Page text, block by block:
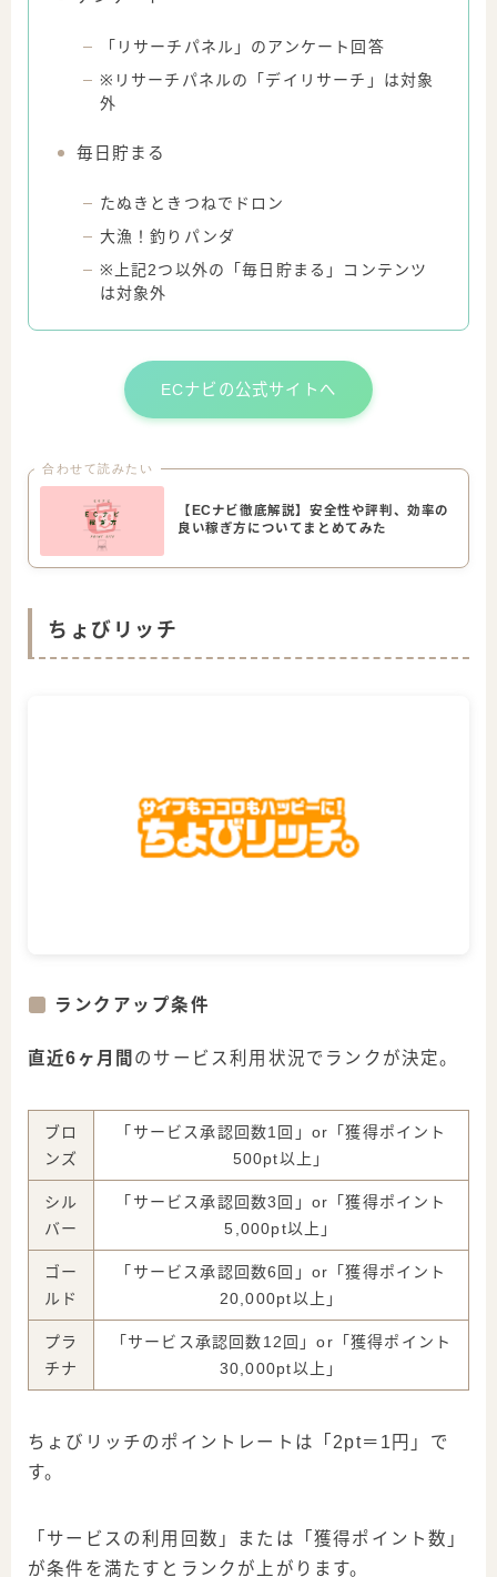
「リサーチパネル」のアンケート回答
※リサーチパネルの「デイリサーチ」は対象
外
毎日貯まる
たぬきときつねでドロン
大漁！釣りパンダ
※上記2つ以外の「毎日貯まる」コンテンツ
は対象外
ECナビの公式サイトへ
合わせて読みたい
【ECナビ徹底解説】安全性や評判、効率の
良い稼ぎ方についてまとめてみた
ちょびリッチ
ランクアップ条件
直近6ヶ月間 のサービス利用状況でランクが決定。
ブロ
ンズ
「サービス承認回数1回 」or「獲得ポイント
500pt以上」
シル
バー
「サービス承認回数3回 」or「獲得ポイント
5,000pt以上」
ゴー
ルド
「サービス承認回数6回 」or「獲得ポイント
20,000pt以上」
プラ
チナ
「サービス承認回数12回 」or「獲得ポイント
30,000pt以上」
ちょびリッチのポイントレートは「2pt＝1円」で
す。
「サービスの利用回数」 または
「獲得ポイント数」
が条件を満たすとランクが上がります。